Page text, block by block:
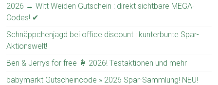
2026 → Witt Weiden Gutschein : direkt sichtbare MEGA-
Codes! ✔
Schnäppchenjagd bei office discount : kunterbunte Spar-
Aktionswelt!
Ben & Jerrys for free 🍦 2026! Testaktionen und mehr
babymarkt Gutscheincode » 2026 Spar-Sammlung! NEU!